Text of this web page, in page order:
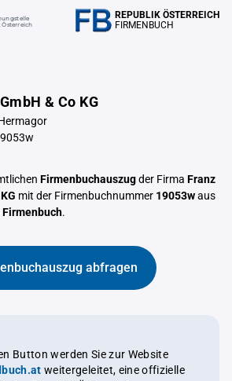
Österreich
REPUBLIK ÖSTERREICH
FIRMENBUCH
& Co KG
Firmenbuchauszugder Firma Franz
mit der Firmenbuchnummer 19053waus
.
abfragen
Button werden Sie zur Website
weitergeleitet, eine offizielle